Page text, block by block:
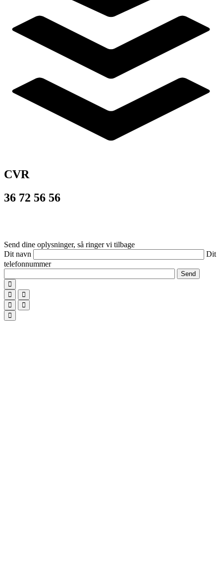
CVR
36 72 56 56
Send dine oplysninger, så ringer vi tilbage
Dit navn
Dit
telefonnummer